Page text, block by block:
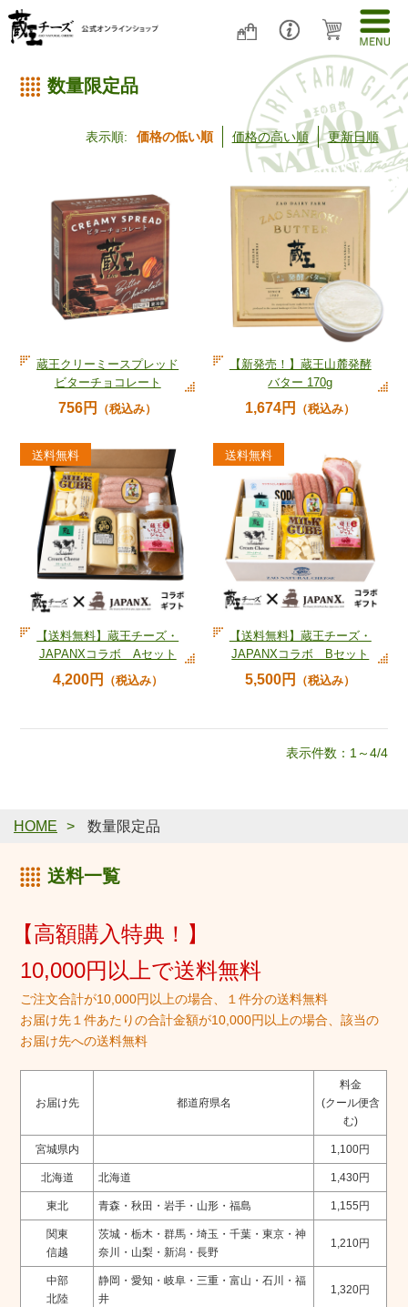
数量限定品
表示順: 価格の低い順 価格の高い順 更新日順
蔵王クリーミースプレッド
ビターチョコレート
756円 （税込み）
【新発売！】蔵王山麓発酵
バター 170g
1,674円 （税込み）
【送料無料】蔵王チーズ・
JAPANXコラボ Aセット
4,200円 （税込み）
【送料無料】蔵王チーズ・
JAPANXコラボ Bセット
5,500円 （税込み）
表示件数：1～4/4
HOME 数量限定品
送料一覧
【高額購入特典！】
10,000円以上で送料無料
ご注文合計が10,000円以上の場合、１件分の送料無料
お届け先１件あたりの合計金額が10,000円以上の場合、該当の
お届け先への送料無料
お届け先 都道府県名
料金
(クール便含
む)
宮城県内 1,100円
北海道 北海道 1,430円
東北 青森・秋田・岩手・山形・福島 1,155円
関東
信越
茨城・栃木・群馬・埼玉・千葉・東京・神
奈川・山梨・新潟・長野
1,210円
中部
北陸
静岡・愛知・岐阜・三重・富山・石川・福
井
1,320円